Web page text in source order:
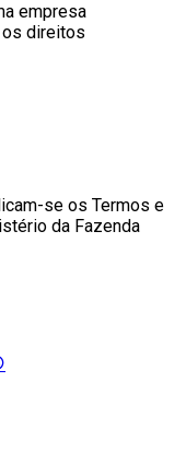
empresa
direitos
se os Termos e
da Fazenda